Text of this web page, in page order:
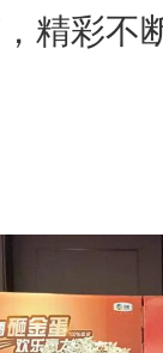
精彩不